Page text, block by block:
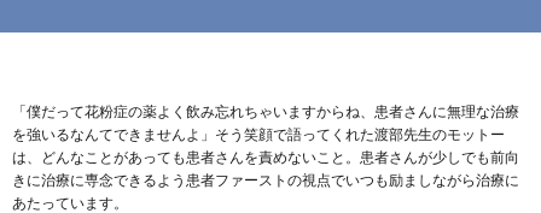
「僕だって花粉症の薬よく飲み忘れちゃいますからね、患者さんに無理な治療
を強いるなんてできませんよ」そう笑顔で語ってくれた渡部先生のモットー
は、どんなことがあっても患者さんを責めないこと。患者さんが少しでも前向
きに治療に専念できるよう患者ファーストの視点でいつも励ましながら治療に
あたっています。